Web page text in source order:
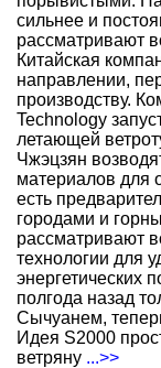
сильнее и
рассматривают
Китайская
направлении,
производству.
Technology
летающей
Чжэцзян
материалов для
есть
городами и
рассматривают
технологии для
энергетических
полгода назад
Сычуанем,
Идея S2000
ветряну ...>>